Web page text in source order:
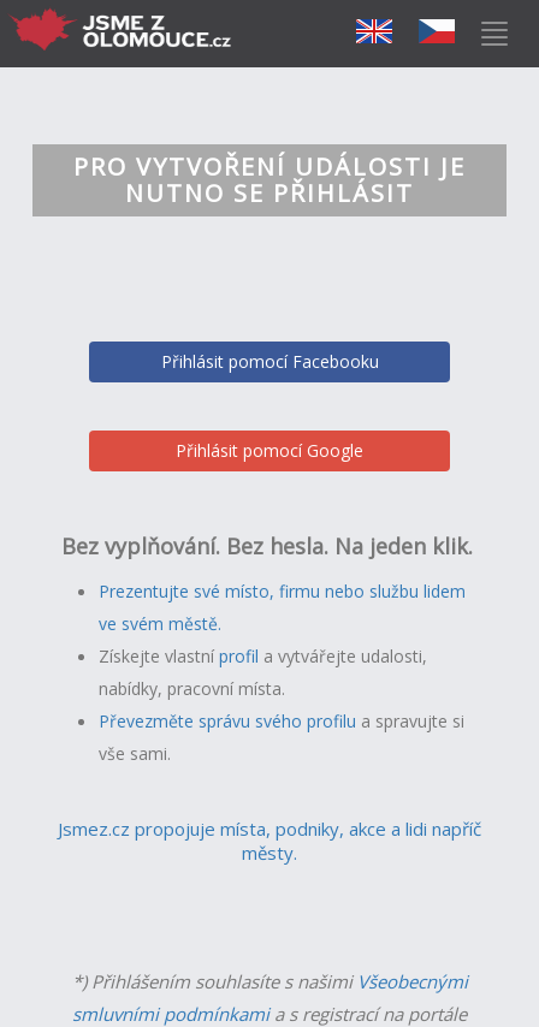
PRO VYTVOŘENÍ UDÁLOSTI JE
NUTNO SE PŘIHLÁSIT
Přihlásit pomocí Facebooku
Přihlásit pomocí Google
Bez vyplňování. Bez hesla. Na jeden klik.
Prezentujte své místo, firmu nebo službu lidem
ve svém městě.
Získejte vlastníprofil a vytvářejte udalosti,
nabídky, pracovní místa.
Převezměte správu svého profilu a spravujte si
vše sami.
Jsmez.cz propojuje místa, podniky, akce a lidi napříč
městy.
*) Přihlášením souhlasíte s našimi Všeobecnými
smluvními podmínkamia s registrací na portále